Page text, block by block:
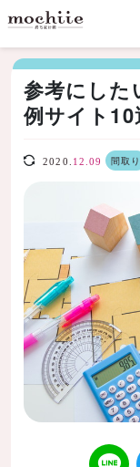
参考にした
例サイト
2020. 12.09 間取り